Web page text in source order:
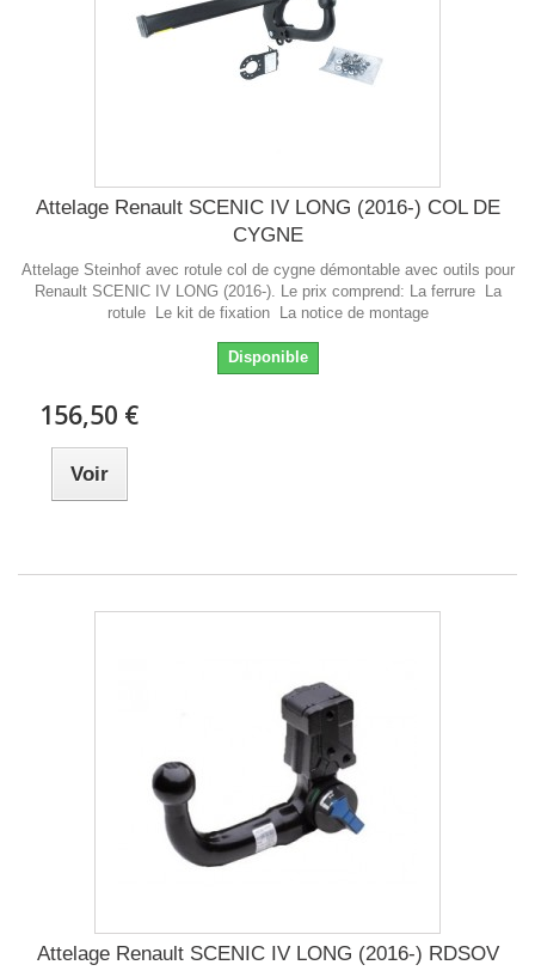
Attelage Renault SCENIC IV LONG (2016-) COL DE
CYGNE
Attelage Steinhof avec rotule col de cygne démontable avec outils pour
Renault SCENIC IV LONG (2016-). Le prix comprend: La ferrure La
rotule Le kit de fixation La notice de montage
Disponible
156,50 €
Voir
Attelage Renault SCENIC IV LONG (2016-) RDSOV